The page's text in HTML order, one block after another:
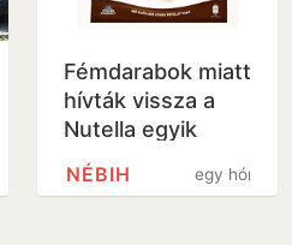
Fémdarabok miatt
hívták vissza a
Nutella egyik
termékét
Magyarországon
egy hónap
NÉBIH